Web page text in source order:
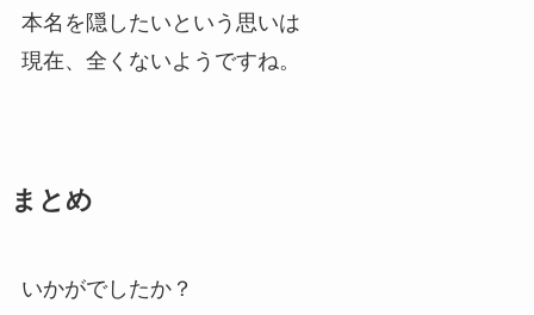
本名を隠したいという思いは
現在、全くないようですね。
まとめ
いかがでしたか？